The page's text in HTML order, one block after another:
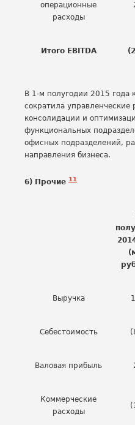
операционные
расходы
Итого EBITDA
В 1-м полугодии 2015 года
сократила управленческие
консолидации и
функциональных
офисных подразделений,
направления бизнеса.
6) Прочие 11
Выручка
Себестоимость
Валовая прибыль
Коммерческие
расходы